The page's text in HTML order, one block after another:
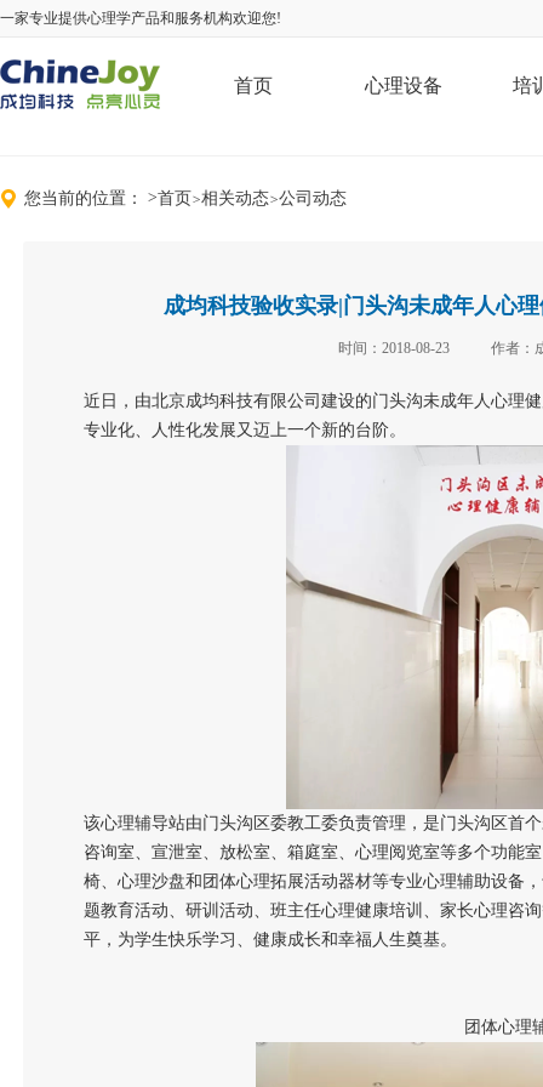
一家专业提供心理学产品和服务机构欢迎您!
首页 心理设备 培
您当前的位置： >首页>相关动态>公司动态
成均科技验收实录|门头沟未成年人心
时间：2018-08-23 作者：
近日，由北京成均科技有限公司建设的门头沟未成年人心理
专业化、人性化发展又迈上一个新的台阶。
该心理辅导站由门头沟区委教工委负责管理，是门头沟区首
咨询室、宣泄室、放松室、箱庭室、心理阅览室等多个功能
椅、心理沙盘和团体心理拓展活动器材等专业心理辅助设备
题教育活动、研训活动、班主任心理健康培训、家长心理咨
平，为学生快乐学习、健康成长和幸福人生奠基。
团体心理